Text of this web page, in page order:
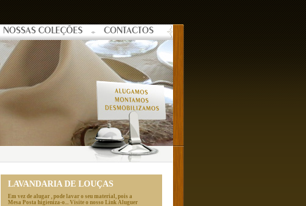
NOSSAS COLEÇÕES CONTACTOS
LAVANDARIA DE LOUÇAS
Em vez de alugar , pode lavar o seu material, pois a
Mesa Posta higieniza-o... Visite o nosso Link Aluguer